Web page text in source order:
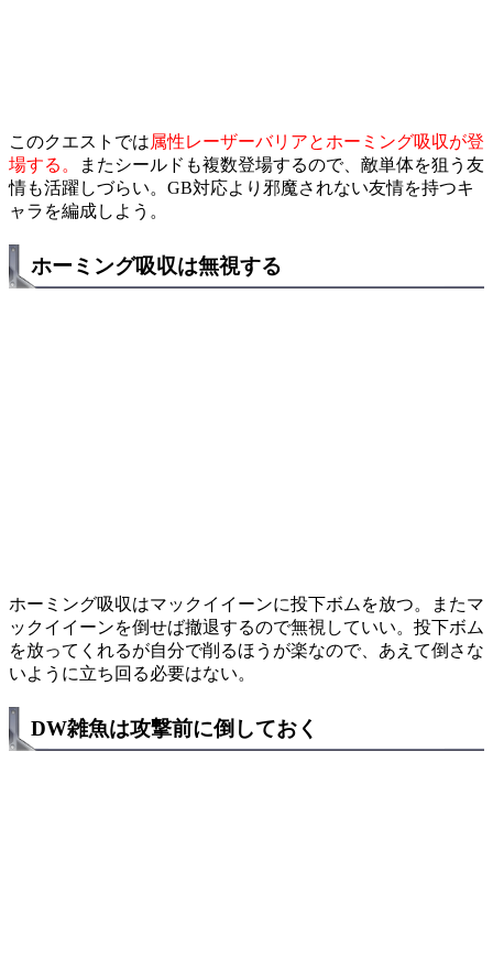
このクエストでは属性レーザーバリアとホーミング吸収が登
場する。
またシールドも複数登場するので、敵単体を狙う友
情も活躍しづらい。GB対応より邪魔されない友情を持つキ
ャラを編成しよう。
ホーミング吸収は無視する
ホーミング吸収はマックイイーンに投下ボムを放つ。またマ
ックイイーンを倒せば撤退するので無視していい。投下ボム
を放ってくれるが自分で削るほうが楽なので、あえて倒さな
いように立ち回る必要はない。
DW雑魚は攻撃前に倒しておく